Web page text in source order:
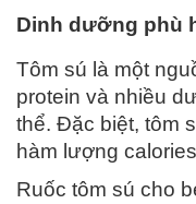
Dinh dưỡng phù
Tôm sú là một
protein và nhiều
thể. Đặc biệt, tôm
hàm lượng
Ruốc tôm sú cho